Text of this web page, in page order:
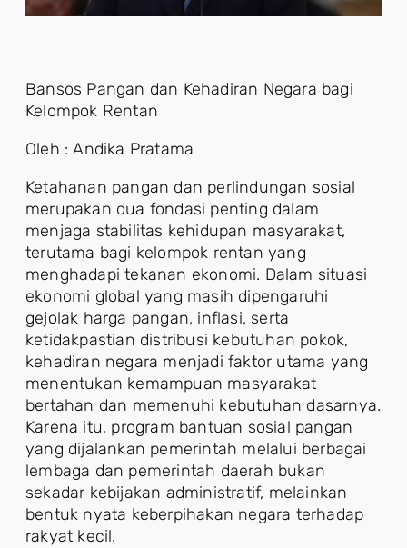
Bansos Pangan dan Kehadiran Negara bagi
Kelompok Rentan
Oleh : Andika Pratama
Ketahanan pangan dan perlindungan sosial
merupakan dua fondasi penting dalam
menjaga stabilitas kehidupan masyarakat,
terutama bagi kelompok rentan yang
menghadapi tekanan ekonomi. Dalam situasi
ekonomi global yang masih dipengaruhi
gejolak harga pangan, inflasi, serta
ketidakpastian distribusi kebutuhan pokok,
kehadiran negara menjadi faktor utama yang
menentukan kemampuan masyarakat
bertahan dan memenuhi kebutuhan dasarnya.
Karena itu, program bantuan sosial pangan
yang dijalankan pemerintah melalui berbagai
lembaga dan pemerintah daerah bukan
sekadar kebijakan administratif, melainkan
bentuk nyata keberpihakan negara terhadap
rakyat kecil.